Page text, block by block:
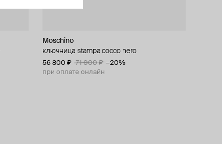
Moschino
ключница stampa cocco nero
56 800 ₽ 71 000 ₽ −20%
при оплате онлайн
Marni
брелок «цапля»
56 000 ₽
Mineral Weather by Olhovsky
кольцо из латуни с сапфиром
14 070 ₽ 20 100 ₽ −30%
при оплате онлайн
с
Mineral Weather by Olhovsky
кольцо из латуни с гранатом, кварцем и
фианитами
21 840 ₽ 27 300 ₽